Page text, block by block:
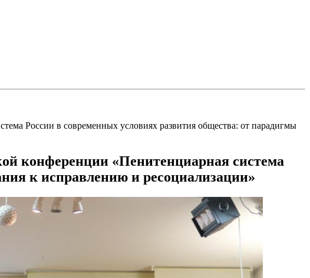
России в современных условиях развития общества: от парадигмы
конференции «Пенитенциарная система
к исправлению и ресоциализации»